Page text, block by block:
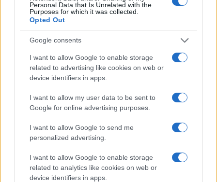
Personal Data that Is Unrelated with the
Purposes for which it was collected.
Opted Out
Google consents
I want to allow Google to enable storage
related to advertising like cookies on web or
device identifiers in apps.
I want to allow my user data to be sent to
Google for online advertising purposes.
I want to allow Google to send me
personalized advertising.
I want to allow Google to enable storage
related to analytics like cookies on web or
device identifiers in apps.